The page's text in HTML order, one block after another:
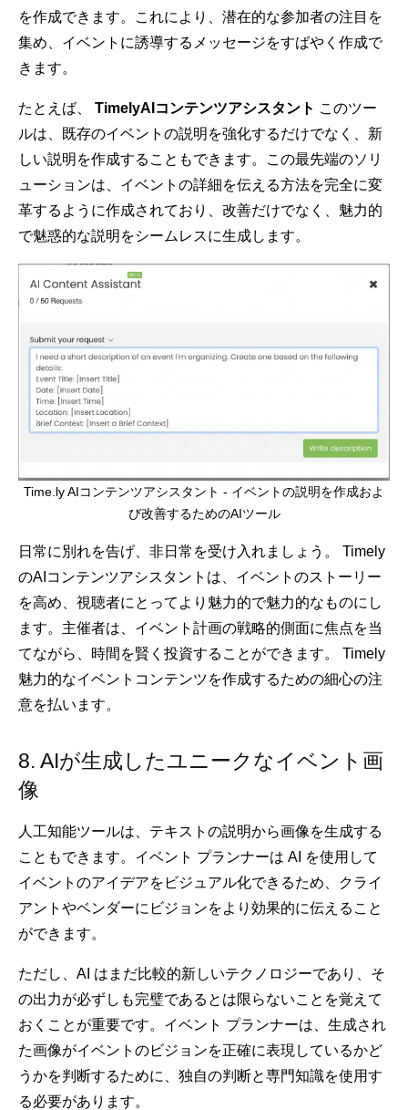
を作成できます。これにより、潜在的な参加者の注目を
集め、イベントに誘導するメッセージをすばやく作成で
きます。
たとえば、 TimelyAIコンテンツアシスタント このツー
ルは、既存のイベントの説明を強化するだけでなく、新
しい説明を作成することもできます。この最先端のソリ
ューションは、イベントの詳細を伝える方法を完全に変
革するように作成されており、改善だけでなく、魅力的
で魅惑的な説明をシームレスに生成します。
Time.ly AIコンテンツアシスタント - イベントの説明を作成およ
び改善するためのAIツール
日常に別れを告げ、非日常を受け入れましょう。 Timely
のAIコンテンツアシスタントは、イベントのストーリー
を高め、視聴者にとってより魅力的で魅力的なものにし
ます。主催者は、イベント計画の戦略的側面に焦点を当
てながら、時間を賢く投資することができます。 Timely
魅力的なイベントコンテンツを作成するための細心の注
意を払います。
8. AIが生成したユニークなイベント画
像
人工知能ツールは、テキストの説明から画像を生成する
こともできます。イベント プランナーは AI を使用して
イベントのアイデアをビジュアル化できるため、クライ
アントやベンダーにビジョンをより効果的に伝えること
ができます。
ただし、AI はまだ比較的新しいテクノロジーであり、そ
の出力が必ずしも完璧であるとは限らないことを覚えて
おくことが重要です。イベント プランナーは、生成され
た画像がイベントのビジョンを正確に表現しているかど
うかを判断するために、独自の判断と専門知識を使用す
る必要があります。